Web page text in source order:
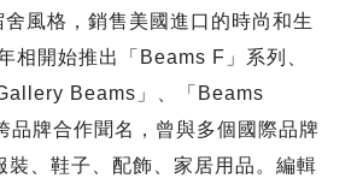
風格，銷售美國進口的時尚和生
相開始推出「Beams F」系列、
Beams」、「Beams
品牌合作聞名，曾與多個國際品牌
裝、鞋子、配飾、家居用品。編輯